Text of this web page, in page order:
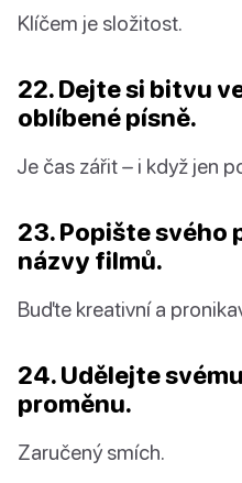
Klíčem je složitost.
22. Dejte si bitvu
oblíbené písně.
Je čas zářit – i když jen
23. Popište svého
názvy filmů.
Buďte kreativní a
24. Udělejte
proměnu.
Zaručený smích.